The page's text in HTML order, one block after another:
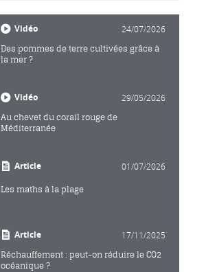
Vidéo 24/07/2026
Des pommes de terre cultivées grâce à
la mer ?
Vidéo 29/05/2026
Au chevet du corail rouge de
Méditerranée
Article 01/07/2026
Les maths à la plage
Article 17/11/2025
Réchauffement : peut-on réduire le CO2
océanique ?